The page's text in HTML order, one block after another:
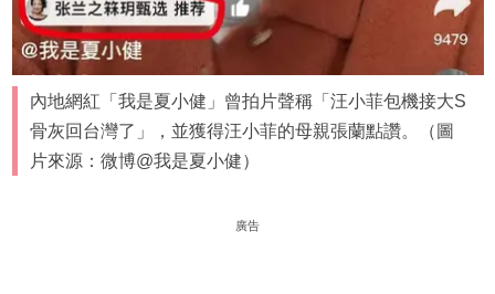
內地網紅「我是夏小健」曾拍片聲稱「汪小菲包機接大S
骨灰回台灣了」，並獲得汪小菲的母親張蘭點讚。（圖
片來源：微博@我是夏小健）
廣告